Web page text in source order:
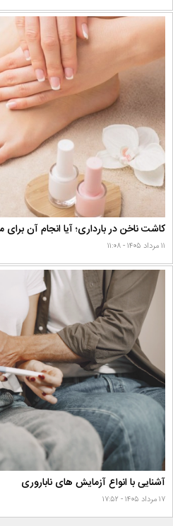
کاشت ناخن در بارداری؛ آیا انجام آن
۱۱ مرداد ۱۴۰۵ - ۱۱:۰۸
آشنایی با انواع آزمایش های ناباروری
۱۷ مرداد ۱۴۰۵ - ۱۷:۵۲